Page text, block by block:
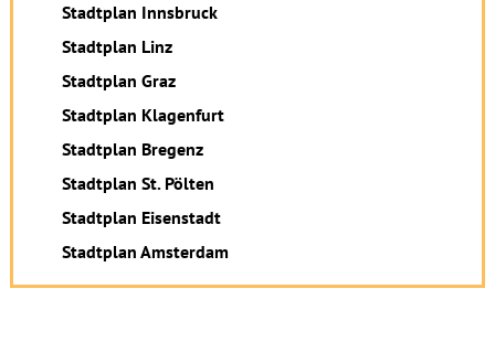
Stadtplan Innsbruck
Stadtplan Linz
Stadtplan Graz
Stadtplan Klagenfurt
Stadtplan Bregenz
Stadtplan St. Pölten
Stadtplan Eisenstadt
Stadtplan Amsterdam